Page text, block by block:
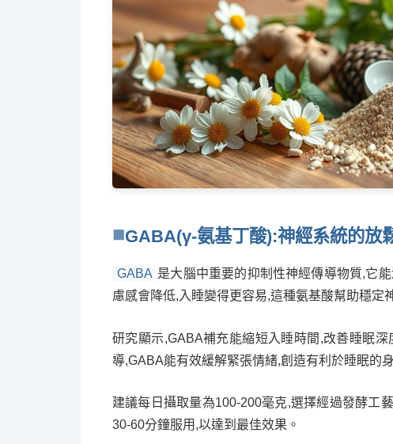
GABA(γ-氨基丁酸):神經系統的放
GABA 是大腦中重要的抑制性神經傳導物質,它
慮感會降低,入睡變得更容易,這種氨基酸幫助穩定
研究顯示,GABA補充能縮短入睡時間,改善睡眠
導,GABA能有效緩解緊張情緒,創造有利於睡眠的
建議每日攝取量為100-200毫克,選擇經過發酵工
30-60分鐘服用,以達到最佳效果。